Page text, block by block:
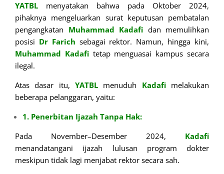
YATBL menyatakan bahwa pada Oktober 2024,
pihaknya mengeluarkan surat keputusan pembatalan
pengangkatan Muhammad Kadafi dan memulihkan
posisi Dr Farich sebagai rektor. Namun, hingga kini,
Muhammad Kadafitetap menguasai kampus secara
ilegal.
Atas dasar itu, YATBL menuduh Kadafimelakukan
beberapa pelanggaran, yaitu:
1. Penerbitan Ijazah Tanpa Hak:
Pada November–Desember 2024, Kadafi
menandatangani ijazah lulusan program dokter
meskipun tidak lagi menjabat rektor secara sah.